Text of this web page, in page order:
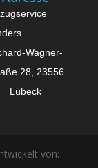
Wagner-
28, 23556
Lübeck
von: